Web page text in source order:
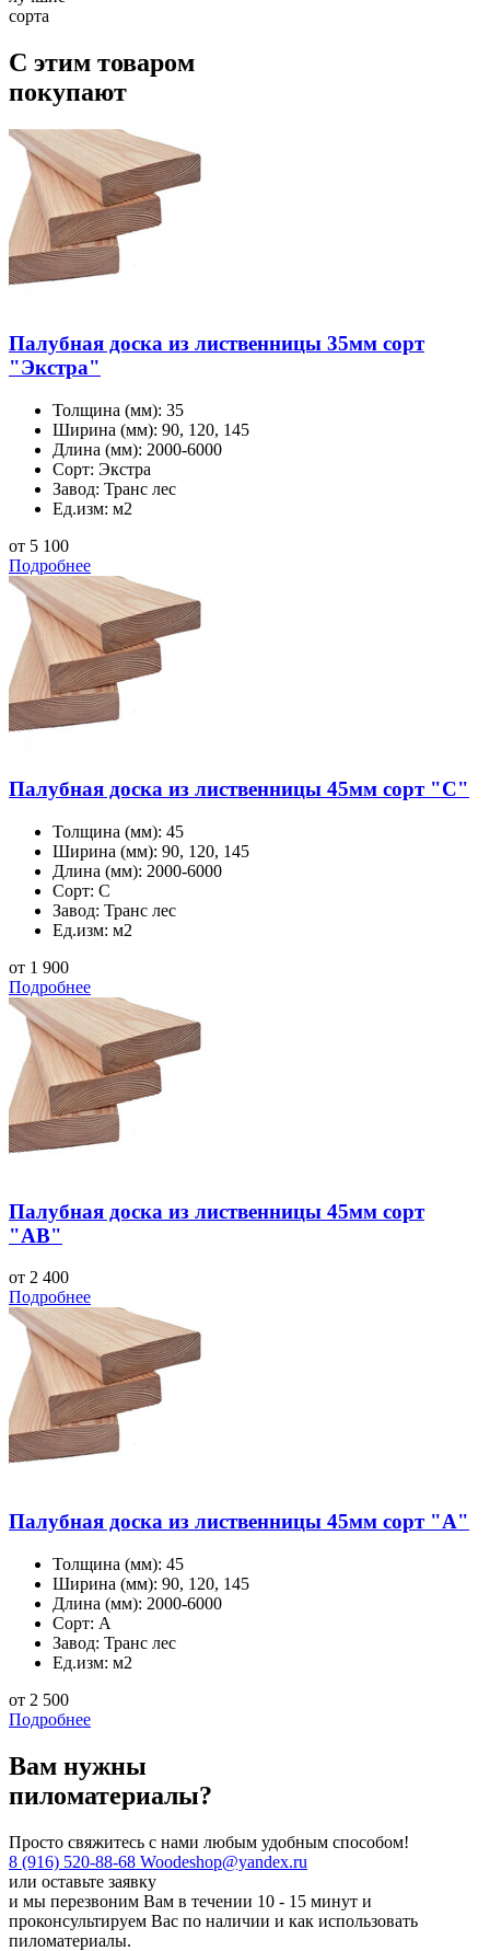
сорта
С этим товаром
покупают
Палубная доска из лиственницы 35мм сорт
"Экстра"
Толщина (мм): 35
Ширина (мм): 90, 120, 145
Длина (мм): 2000-6000
Сорт: Экстра
Завод: Транс лес
Ед.изм: м2
от 5 100
Подробнее
Палубная доска из лиственницы 45мм сорт "С"
Толщина (мм): 45
Ширина (мм): 90, 120, 145
Длина (мм): 2000-6000
Сорт: С
Завод: Транс лес
Ед.изм: м2
от 1 900
Подробнее
Палубная доска из лиственницы 45мм сорт
"АВ"
от 2 400
Подробнее
Палубная доска из лиственницы 45мм сорт "А"
Толщина (мм): 45
Ширина (мм): 90, 120, 145
Длина (мм): 2000-6000
Сорт: А
Завод: Транс лес
Ед.изм: м2
от 2 500
Подробнее
Вам нужны
пиломатериалы?
Просто свяжитесь с нами любым удобным способом!
8 (916) 520-88-68 Woodeshop@yandex.ru
или оставьте заявку
и мы перезвоним Вам в течении 10 - 15 минут и
проконсультируем Вас по наличии и как использовать
пиломатериалы.